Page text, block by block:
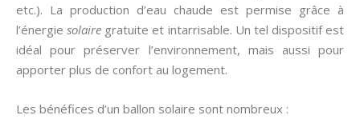
etc.). La production d’eau chaude est permise grâce à
l’énergiesolaire gratuite et intarrisable. Un tel dispositif est
idéal pour préserver l’environnement, mais aussi pour
apporter plus de confort au logement.
Les bénéfices d’un ballon solaire sont nombreux :